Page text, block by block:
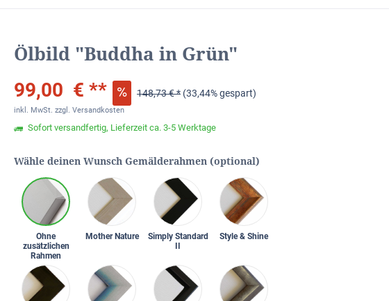
Ölbild "Buddha in Grün"
99,00 € ** 148,73 € * (33,44% gespart)
inkl. MwSt. zzgl. Versandkosten
Sofort versandfertig, Lieferzeit ca. 3-5 Werktage
Wähle deinen Wunsch Gemälderahmen (optional)
Ohne
zusätzlichen
Rahmen
Mother Nature
Simply Standard
Style & Shine
Inaktiv